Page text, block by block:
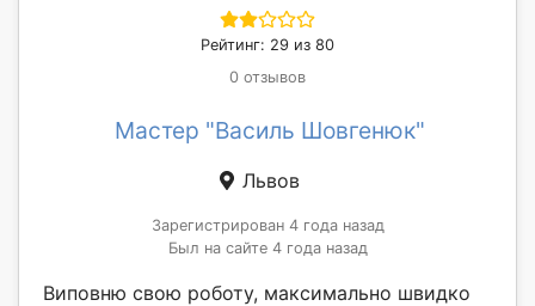
Рейтинг: 29 из 80
0 отзывов
Мастер "Василь Шовгенюк"
Львов
Зарегистрирован 4 года назад
Был на сайте 4 года назад
Виповню свою роботу, максимально швидко